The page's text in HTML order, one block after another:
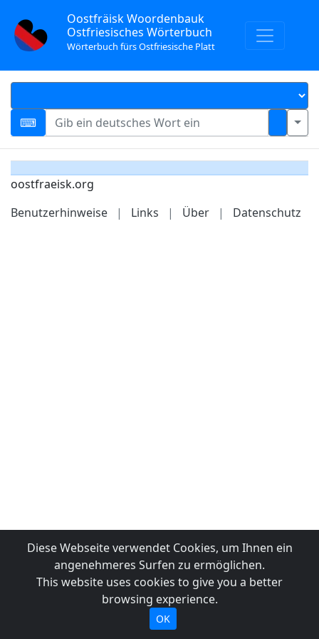
Oostfräisk Woordenbauk
Ostfriesisches Wörterbuch
Wörterbuch fürs Ostfriesische Platt
oostfraeisk.org
Benutzerhinweise
| Links | Über | Datenschutz
Diese Webseite verwendet Cookies, um Ihnen ein
angenehmeres Surfen zu ermöglichen.
This website uses cookies to give you a better
browsing experience.
OK